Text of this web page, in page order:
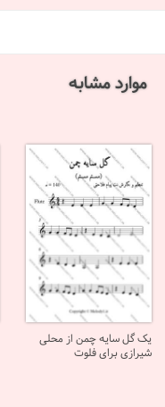
موارد مشابه
یک گل سایه چمن از محلی
شیرازی برای فلوت